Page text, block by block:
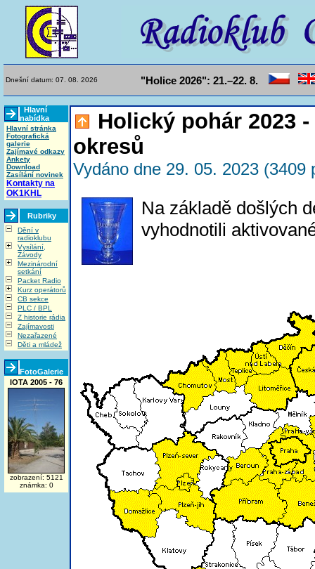
Dnešní datum: 07. 08. 2026 "Holice 2026": 21.–22. 8.
Hlavní
nabídka
Hlavní stránka
Fotografická
galerie
Zajímavé odkazy
Ankety
Download
Zasílání novinek
Kontakty na
OK1KHL
Rubriky
Dění v
radioklubu
Vysílání,
Závody
Mezinárodní
setkání
Packet Radio
Kurz operátorů
CB sekce
PLC / BPL
Z historie rádia
Zajímavosti
Nezařazené
Děti a mládež
FotoGalerie
IOTA 2005 - 76
zobrazení: 5121
známka: 0
Holický pohár 2023
okresů
Vydáno dne 29. 05. 2023 (3409
Na základě došlých
vyhodnotili